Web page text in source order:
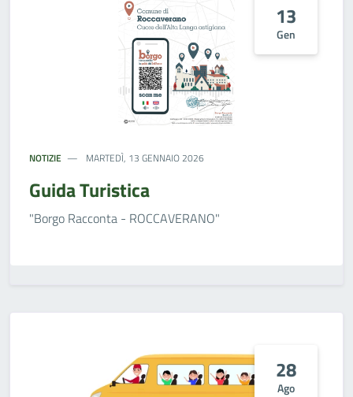
13
Gen
NOTIZIE MARTEDÌ, 13 GENNAIO 2026
Guida Turistica
"Borgo Racconta - ROCCAVERANO"
28
Ago